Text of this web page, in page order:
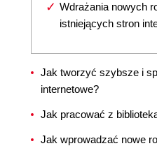
Wdrażania nowych
istniejących stron
Jak tworzyć szybsze i
internetowe?
Jak pracować z
Jak wprowadzać nowe